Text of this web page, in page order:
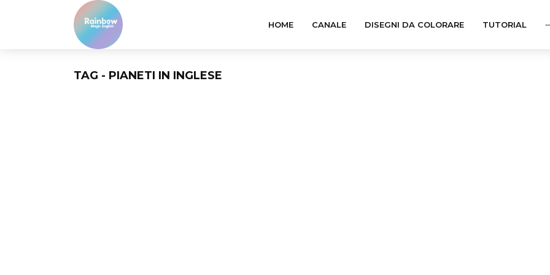
HOME CANALE DISEGNI DA COLORARE TUTORIAL ···
TAG - PIANETI IN INGLESE